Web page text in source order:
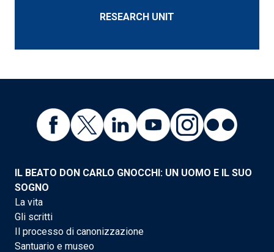
RESEARCH UNIT
IL BEATO DON CARLO GNOCCHI: UN UOMO E IL SUO
SOGNO
La vita
Gli scritti
Il processo di canonizzazione
Santuario e museo